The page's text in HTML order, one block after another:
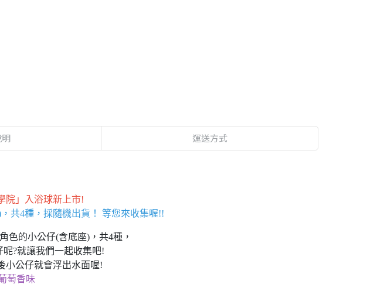
運送方式
院」入浴球新上市!
共4種，採隨機出貨！ 等您來收集喔!!
色的小公仔(含底座)，共4種，
?就讓我們一起收集吧!
小公仔就會浮出水面喔!
萄香味